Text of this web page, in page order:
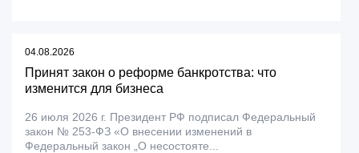
04.08.2026
Принят закон о реформе банкротства: что
изменится для бизнеса
26 июля 2026 г. Президент РФ подписал Федеральный
закон № 253-ФЗ «О внесении изменений в
Федеральный закон „О несостояте...